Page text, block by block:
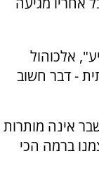
אלכוהול
- דבר חשוב
אינה מותרות
ברמה הכי